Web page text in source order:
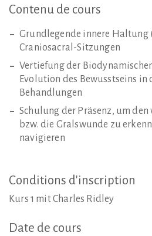
Contenu de cours
Grundlegende innere
Craniosacral-Sitzungen
Vertiefung der
Evolution des Bewusstseins
Behandlungen
Schulung der Präsenz, um den
bzw. die Gralswunde zu
navigieren
Conditions d'inscription
Kurs 1 mit Charles Ridley
Date de cours